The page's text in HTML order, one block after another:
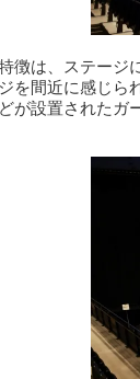
徴は、ステージ
を間近に感じら
が設置されたガ